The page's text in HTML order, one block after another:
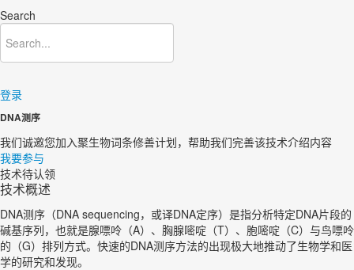
Search
登录
DNA测序
我们诚邀您加入聚生物词条修善计划，帮助我们完善该技术介绍内容
我要参与
技术待认领
技术概述
DNA测序（DNA sequencing，或译DNA定序）是指分析特定DNA片段的
碱基序列，也就是腺嘌呤（A）、胸腺嘧啶（T）、胞嘧啶（C）与鸟嘌呤
的（G）排列方式。快速的DNA测序方法的出现极大地推动了生物学和医
学的研究和发现。